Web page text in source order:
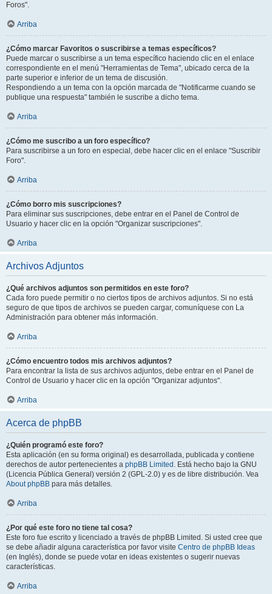
Foros".
Arriba
¿Cómo marcar Favoritos o suscribirse a temas específicos?
Puede marcar o suscribirse a un tema específico haciendo clic en el enlace
correspondiente en el menú "Herramientas de Tema", ubicado cerca de la
parte superior e inferior de un tema de discusión.
Respondiendo a un tema con la opción marcada de "Notificarme cuando se
publique una respuesta" también le suscribe a dicho tema.
Arriba
¿Cómo me suscribo a un foro específico?
Para suscribirse a un foro en especial, debe hacer clic en el enlace "Suscribir
Foro".
Arriba
¿Cómo borro mis suscripciones?
Para eliminar sus suscripciones, debe entrar en el Panel de Control de
Usuario y hacer clic en la opción "Organizar suscripciones".
Arriba
Archivos Adjuntos
¿Qué archivos adjuntos son permitidos en este foro?
Cada foro puede permitir o no ciertos tipos de archivos adjuntos. Si no está
seguro de que tipos de archivos se pueden cargar, comuníquese con La
Administración para obtener más información.
Arriba
¿Cómo encuentro todos mis archivos adjuntos?
Para encontrar la lista de sus archivos adjuntos, debe entrar en el Panel de
Control de Usuario y hacer clic en la opción "Organizar adjuntos".
Arriba
Acerca de phpBB
¿Quién programó este foro?
Esta aplicación (en su forma original) es desarrollada, publicada y contiene
derechos de autor pertenecientes a phpBB Limited . Está hecho bajo la GNU
(Licencia Pública General) versión 2 (GPL-2.0) y es de libre distribución. Vea
About phpBB para más detalles.
Arriba
¿Por qué este foro no tiene tal cosa?
Este foro fue escrito y licenciado a través de phpBB Limited. Si usted cree que
se debe añadir alguna característica por favor visite Centro de phpBB Ideas
(en Inglés), donde se puede votar en ideas existentes o sugerir nuevas
características.
Arriba